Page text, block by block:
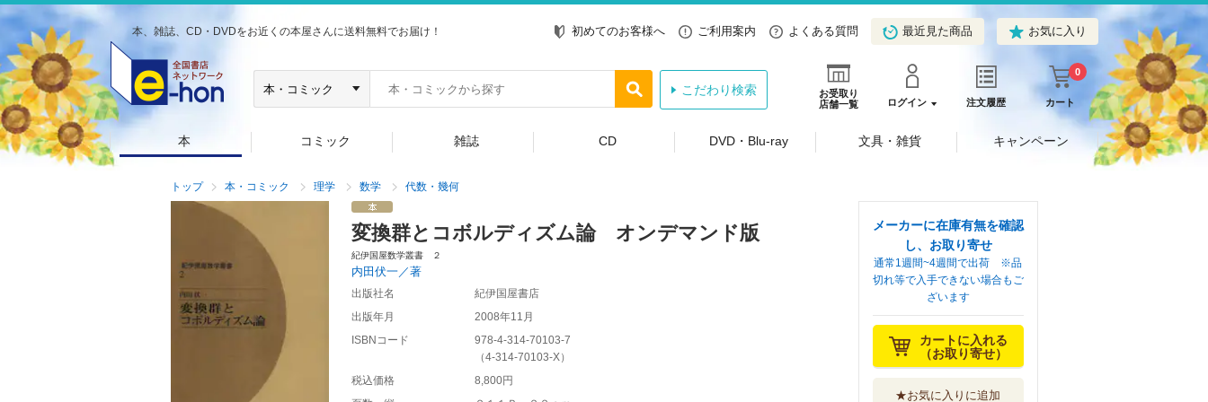
本、雑誌、CD・DVDをお近くの本屋さんに送料無料でお届け！ 初めてのお客様へ ご利用案内 よくある質問 最近見た商品 お気に入り
お受取り
店舗一覧
ログイン 注文履歴 カート
0
こだわり検索
本 コミック 雑誌 CD DVD・Blu-ray 文具・雑貨 キャンペーン
トップ 本・コミック 理学 数学 代数・幾何
変換群とコボルディズム論 オンデマンド版
紀伊国屋数学叢書 ２
内田伏一／著
出版社名
紀伊国屋書店
出版年月
2008年11月
ISBNコード
978-4-314-70103-7
（4-314-70103-X）
税込価格
8,800円
メーカーに在庫有無を確認
し、お取り寄せ
通常1週間~4週間で出荷 ※品
切れ等で入手できない場合もご
ざいます
カートに入れる
（お取り寄せ）
★お気に入りに追加